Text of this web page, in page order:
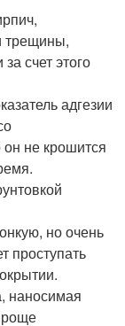
трещины,
счет этого
адгезии
не крошится
но очень
проступать
наносимая